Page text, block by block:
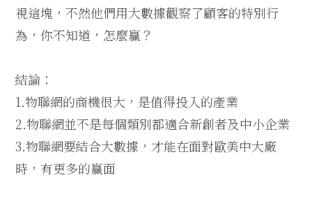
視這塊，不然他們用大數據觀察了顧客的特別行
為，你不知道，怎麼贏？
結論：
1.物聯網的商機很大，是值得投入的產業
2.物聯網並不是每個類別都適合新創者及中小企業
3.物聯網要結合大數據，才能在面對歐美中大廠
時，有更多的贏面